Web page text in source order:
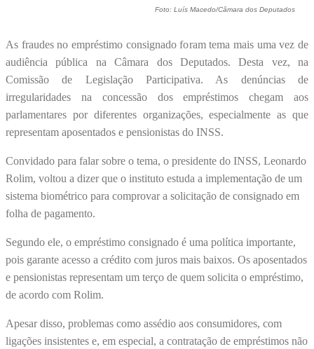
Foto: Luís Macedo/Câmara dos Deputados
As fraudes no empréstimo consignado foram tema mais uma vez de
audiência pública na Câmara dos Deputados. Desta vez, na
Comissão de Legislação Participativa. As denúncias de
irregularidades na concessão dos empréstimos chegam aos
parlamentares por diferentes organizações, especialmente as que
representam aposentados e pensionistas do INSS.
Convidado para falar sobre o tema, o presidente do INSS, Leonardo
Rolim, voltou a dizer que o instituto estuda a implementação de um
sistema biométrico para comprovar a solicitação de consignado em
folha de pagamento.
Segundo ele, o empréstimo consignado é uma política importante,
pois garante acesso a crédito com juros mais baixos. Os aposentados
e pensionistas representam um terço de quem solicita o empréstimo,
de acordo com Rolim.
Apesar disso, problemas como assédio aos consumidores, com
ligações insistentes e, em especial, a contratação de empréstimos não